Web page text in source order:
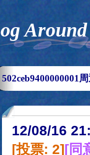
Log
502ceb9400000001
12/08/16
[投票: 2][同